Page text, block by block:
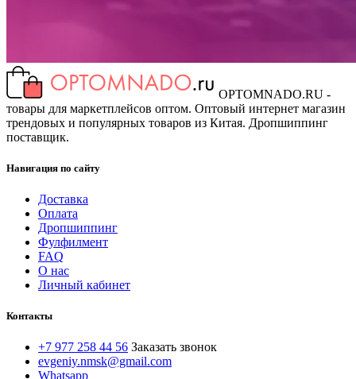
OPTOMNADO.RU -
товары для маркетплейсов оптом. Оптовый интернет магазин
трендовых и популярных товаров из Китая. Дропшиппинг
поставщик.
Навигация по сайту
Доставка
Оплата
Дропшиппинг
Фулфилмент
FAQ
О нас
Личный кабинет
Контакты
+7 977 258 44 56 Заказать звонок
evgeniy.nmsk@gmail.com
Whatsapp